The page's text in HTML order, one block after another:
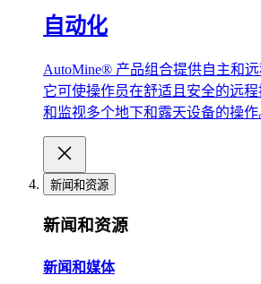
自动化
AutoMine® 产品组合提供自主和远
它可使操作员在舒适且安全的远
和监视多个地下和露天设备的操作
新闻和资源
新闻和资源
新闻和媒体